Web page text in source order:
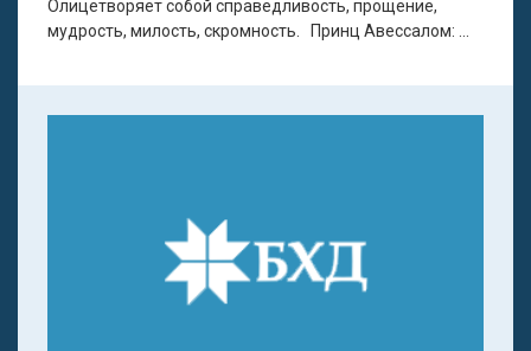
Олицетворяет собой справедливость, прощение,
мудрость, милость, скромность. Принц Авессалом: ...